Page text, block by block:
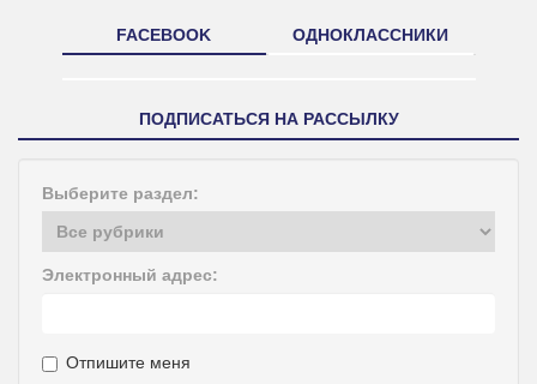
FACEBOOK ОДНОКЛАССНИКИ
ПОДПИСАТЬСЯ НА РАССЫЛКУ
Выберите раздел:
Электронный адрес:
Отпишите меня